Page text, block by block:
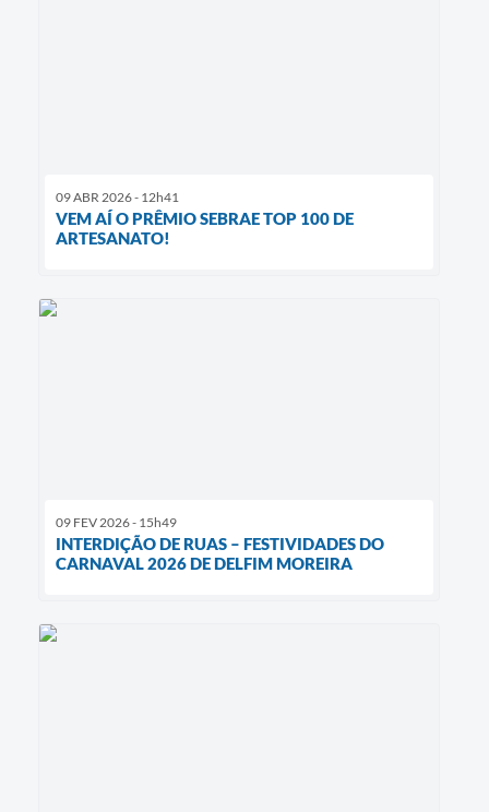
09 ABR 2026 - 12h41
VEM AÍ O PRÊMIO SEBRAE TOP 100 DE
ARTESANATO!
09 FEV 2026 - 15h49
INTERDIÇÃO DE RUAS – FESTIVIDADES DO
CARNAVAL 2026 DE DELFIM MOREIRA